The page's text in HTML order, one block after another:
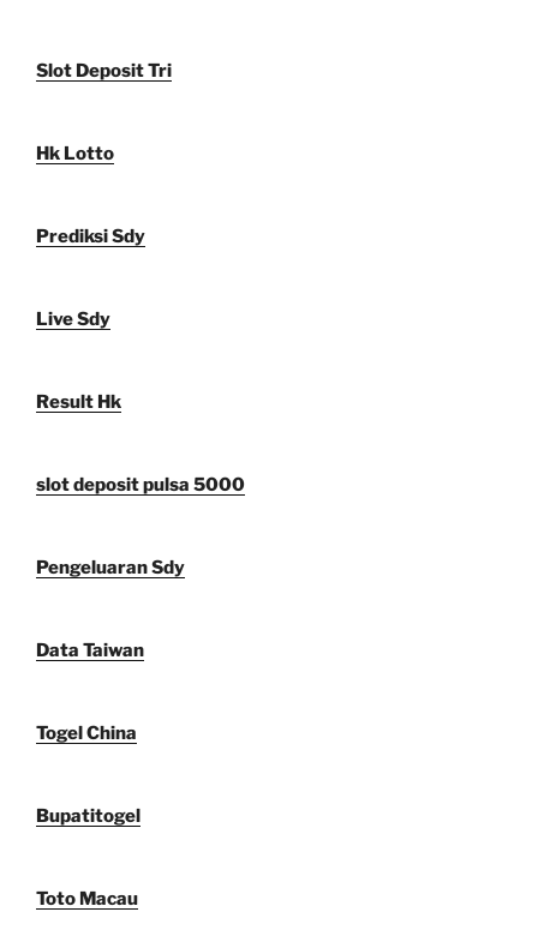
Slot Deposit Tri
Hk Lotto
Prediksi Sdy
Live Sdy
Result Hk
slot deposit pulsa 5000
Pengeluaran Sdy
Data Taiwan
Togel China
Bupatitogel
Toto Macau